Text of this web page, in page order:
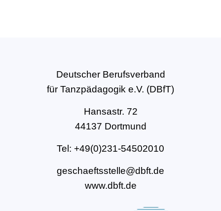
Deutscher Berufsverband
für Tanzpädagogik e.V. (DBfT)
Hansastr. 72
44137 Dortmund
Tel: +49(0)231-54502010
geschaeftsstelle@dbft.de
www.dbft.de